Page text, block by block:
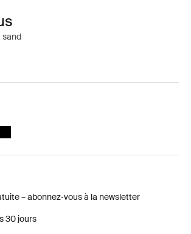
sand
Sable doux (selected)
Vert calme
backpack Taupe teintée
Notus backpack Ardoise foncée
Notus backpack Noir
– abonnez‑vous à la newsletter
30 jours